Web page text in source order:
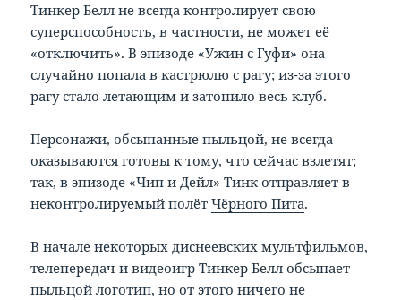
Тинкер Белл не всегда контролирует свою
суперспособность, в частности, не может её
«отключить». В эпизоде «Ужин с Гуфи» она
случайно попала в кастрюлю с рагу; из-за этого
рагу стало летающим и затопило весь клуб.
Персонажи, обсыпанные пыльцой, не всегда
оказываются готовы к тому, что сейчас взлетят;
так, в эпизоде «Чип и Дейл» Тинк отправляет в
неконтролируемый полётЧёрного Пита.
В начале некоторых диснеевских мультфильмов,
телепередач и видеоигр Тинкер Белл обсыпает
пыльцой логотип, но от этого ничего не